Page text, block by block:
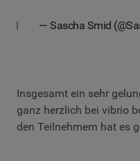
— Sascha Smid
Insgesamt ein sehr
ganz herzlich bei vibrio
den Teilnehmern hat es